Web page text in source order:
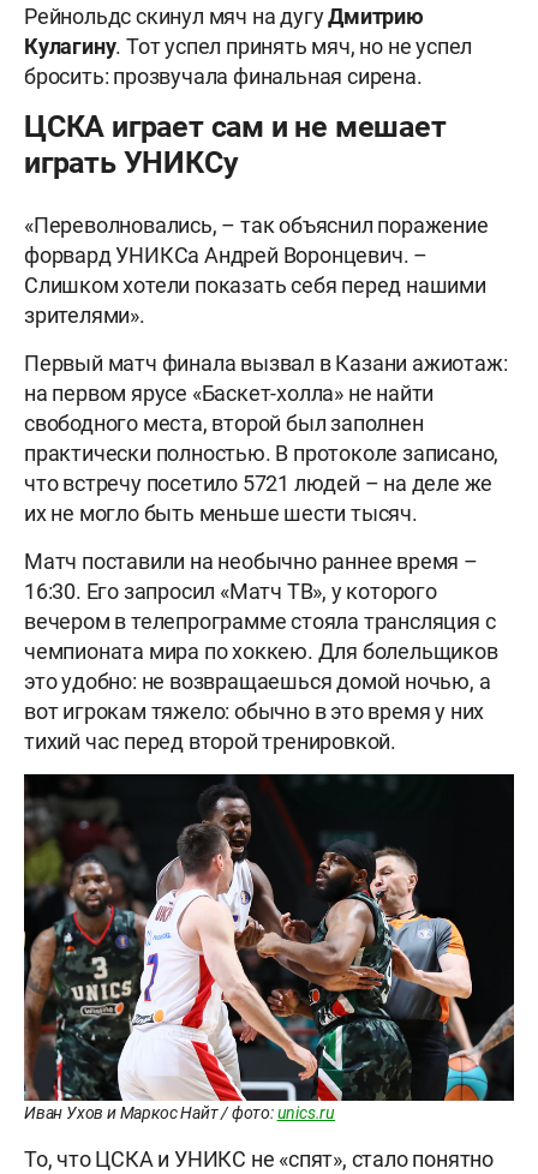
Рейнольдс скинул мяч на дугуДмитрию
Кулагину. Тот успел принять мяч, но не успел
бросить: прозвучала финальная сирена.
ЦСКА играет сам и не мешает
играть УНИКСу
«Переволновались, – так объяснил поражение
форвард УНИКСа Андрей Воронцевич. –
Слишком хотели показать себя перед нашими
зрителями».
Первый матч финала вызвал в Казани ажиотаж:
на первом ярусе «Баскет-холла» не найти
свободного места, второй был заполнен
практически полностью. В протоколе записано,
что встречу посетило 5721 людей – на деле же
их не могло быть меньше шести тысяч.
Матч поставили на необычно раннее время –
16:30. Его запросил «Матч ТВ», у которого
вечером в телепрограмме стояла трансляция с
чемпионата мира по хоккею. Для болельщиков
это удобно: не возвращаешься домой ночью, а
вот игрокам тяжело: обычно в это время у них
тихий час перед второй тренировкой.
Иван Ухов и Маркос Найт / фото:unics.ru
То, что ЦСКА и УНИКС не «спят», стало понятно